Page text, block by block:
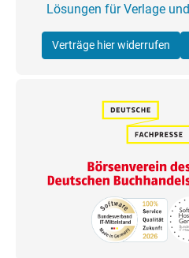
Lösungen für Verlage
Verträge hier widerrufen